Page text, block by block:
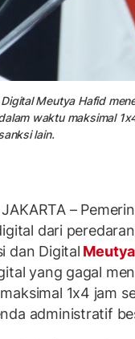
Meutya Hafid
waktu maksimal
lain.
JAKARTA –
dari
dan Digital
yang gagal
1x4 jam
administratif